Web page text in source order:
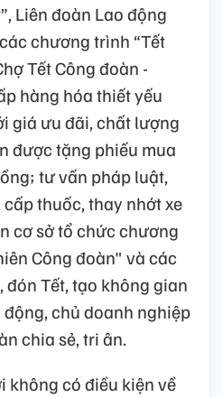
Liên đoàn Lao động
chương trình “Tết
Tết Công đoàn -
hàng hóa thiết yếu
giá ưu đãi, chất lượng
được tặng phiếu mua
tư vấn pháp luật,
thuốc, thay nhớt xe
cơ sở tổ chức chương
Công đoàn" và các
Tết, tạo không gian
chủ doanh nghiệp
chia sẻ, tri ân.
có điều kiện về